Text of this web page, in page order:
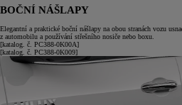
BOČNÍ NÁŠLAPY
Elegantní a praktické boční nášlapy na obou stranách vozu
z automobilu a používání střešního nosiče nebo boxu.
[katalog. č. PC388-0K00A]
[katalog. č. PC388-0K009]